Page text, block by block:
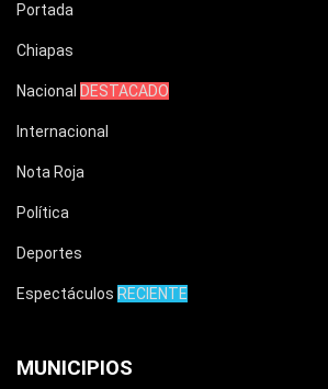
Portada
Chiapas
Nacional DESTACADO
Internacional
Nota Roja
Política
Deportes
Espectáculos RECIENTE
MUNICIPIOS